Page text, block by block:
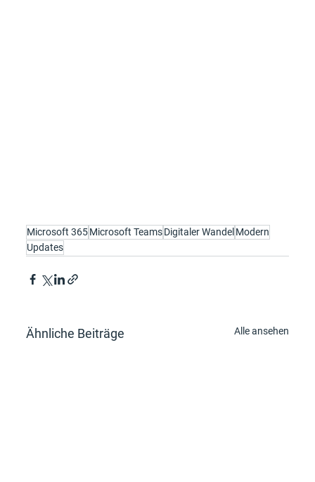
Microsoft 365Microsoft TeamsDigitaler Wandel Modern
Updates
Ähnliche Beiträge Alle ansehen